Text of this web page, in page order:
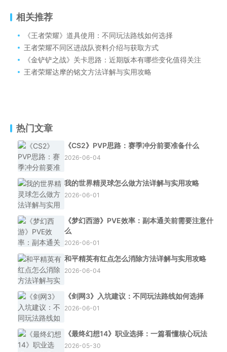
相关推荐
《王者荣耀》道具使用：不同玩法路线如何选择
王者荣耀不同区进战队资料介绍与获取方式
《金铲铲之战》关卡思路：近期版本有哪些变化值得关注
王者荣耀达摩的铭文方法详解与实用攻略
热门文章
《CS2》PVP思路：赛季冲分前要准备什么
2026-06-04
我的世界精灵球怎么做方法详解与实用攻略
2026-06-01
《梦幻西游》PVE效率：副本通关前需要注意什
么
2026-06-01
和平精英有红点怎么消除方法详解与实用攻略
2026-06-04
《剑网3》入坑建议：不同玩法路线如何选择
2026-06-01
《最终幻想14》职业选择：一篇看懂核心玩法
2026-05-30